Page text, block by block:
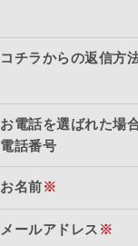
コチラからの返信方
お電話を選ばれた場
電話番号
お名前※
メールアドレス ※